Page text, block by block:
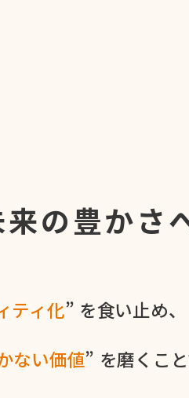
の豊かさ
ティ化” を​食い​止め、
ない​価値” を​磨く​こ